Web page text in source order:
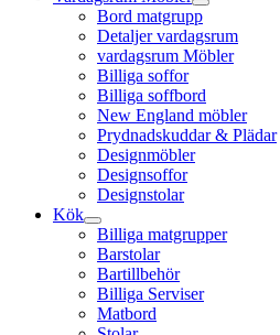
Bord matgrupp
Detaljer vardagsrum
vardagsrum Möbler
Billiga soffor
Billiga soffbord
New England möbler
Prydnadskuddar & Plädar
Designmöbler
Designsoffor
Designstolar
Kök
Billiga matgrupper
Barstolar
Bartillbehör
Billiga Serviser
Matbord